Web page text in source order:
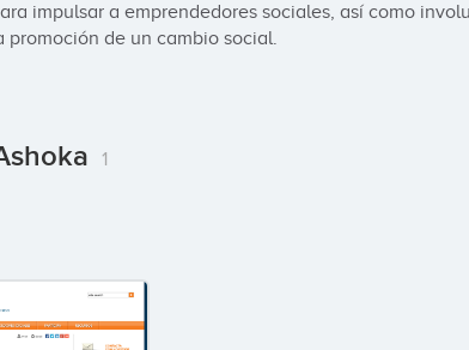
impulsar a emprendedores sociales, así como
promoción de un cambio social.
1